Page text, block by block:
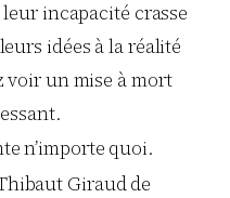
incapacité crasse
idées à la réalité
voir un mise à mort
n’importe quoi.
Giraud de